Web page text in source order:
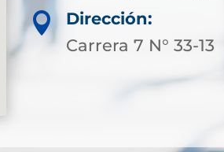

Dirección:
Carrera 7 N° 33-13